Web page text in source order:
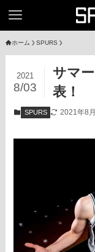
ホーム SPURS
サマ
表！
2021
8/03
SPURS 2021年8